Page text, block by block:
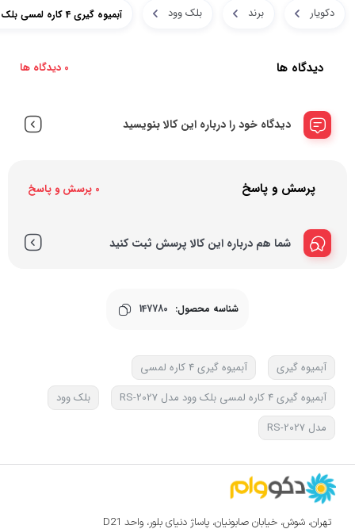
دکویار برند بلک وود آبمیوه گیری 4 کاره لمسی بلک وود مدل RS-2027
دیدگاه ها 0 دیدگاه ها
دیدگاه خود را درباره این کالا بنویسید
پرسش و پاسخ 0 پرسش و پاسخ
شما هم درباره این کالا پرسش ثبت کنید
شناسه محصول: 147780
آبمیوه گیری
آبمیوه گیری 4 کاره لمسی
آبمیوه گیری 4 کاره لمسی بلک وود مدل RS-2027
بلک وود
مدل RS-2027
تهران، شوش، خیابان صابونیان، پاساژ دنیای بلور، واحد D21